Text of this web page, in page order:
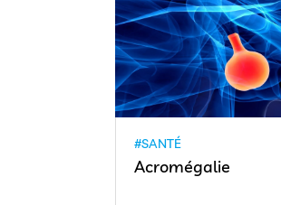
#SANTÉ
Acromégalie